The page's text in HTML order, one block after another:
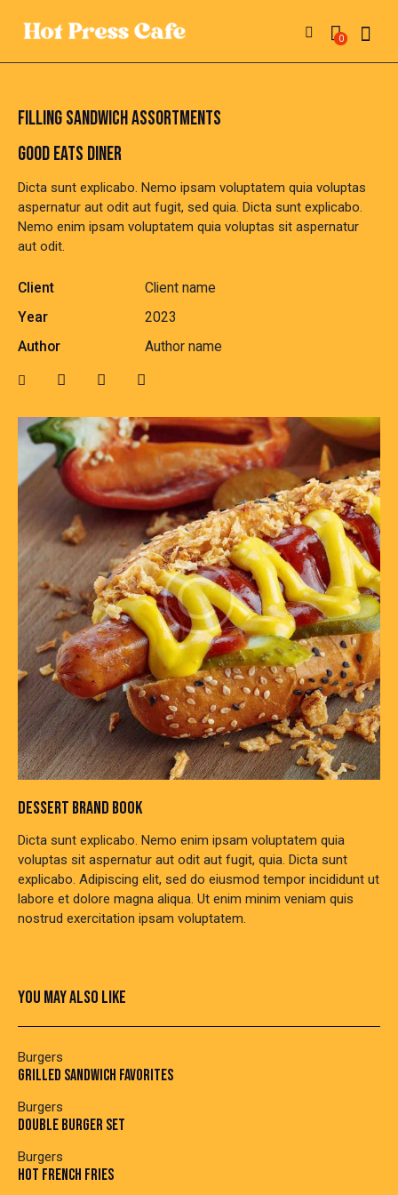
0
FILLING SANDWICH ASSORTMENTS
DESSERT BRAND BOOK
Dicta sunt explicabo. Nemo enim ipsam voluptatem quia
voluptas sit aspernatur aut odit aut fugit, quia. Dicta sunt
explicabo. Adipiscing elit, sed do eiusmod tempor incididunt ut
labore et dolore magna aliqua. Ut enim minim veniam quis
nostrud exercitation ipsam voluptatem.
GOOD EATS DINER
Dicta sunt explicabo. Nemo ipsam voluptatem quia voluptas
aspernatur aut odit aut fugit, sed quia. Dicta sunt explicabo.
Nemo enim ipsam voluptatem quia voluptas sit aspernatur
aut odit.
Client
Client name
Year
2023
Author
Author name
YOU MAY ALSO LIKE
Burgers
GRILLED SANDWICH FAVORITES
Burgers
DOUBLE BURGER SET
Burgers
HOT FRENCH FRIES